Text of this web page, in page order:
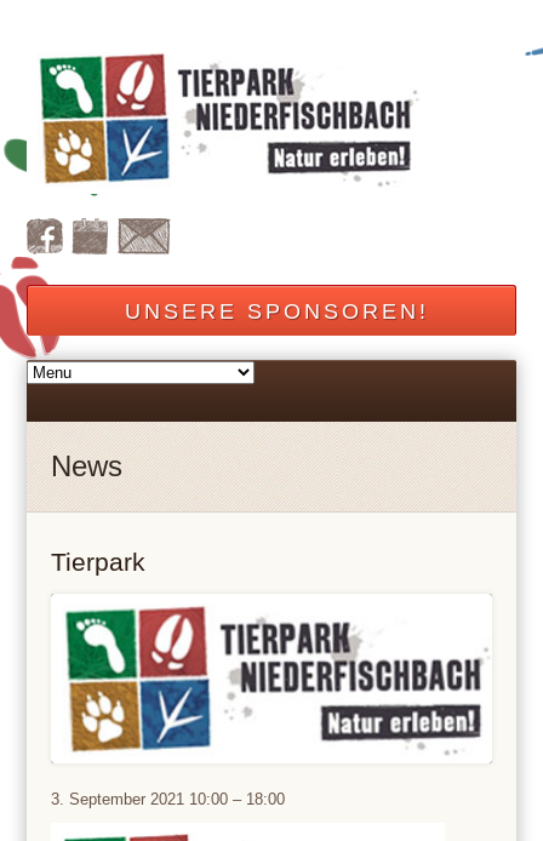
UNSERE SPONSOREN!
News
Tierpark
Tierpark
3. September 2021 10:00 – 18:00